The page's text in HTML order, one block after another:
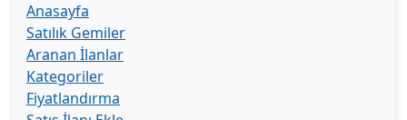
Anasayfa
Satılık Gemiler
Aranan İlanlar
Kategoriler
Fiyatlandırma